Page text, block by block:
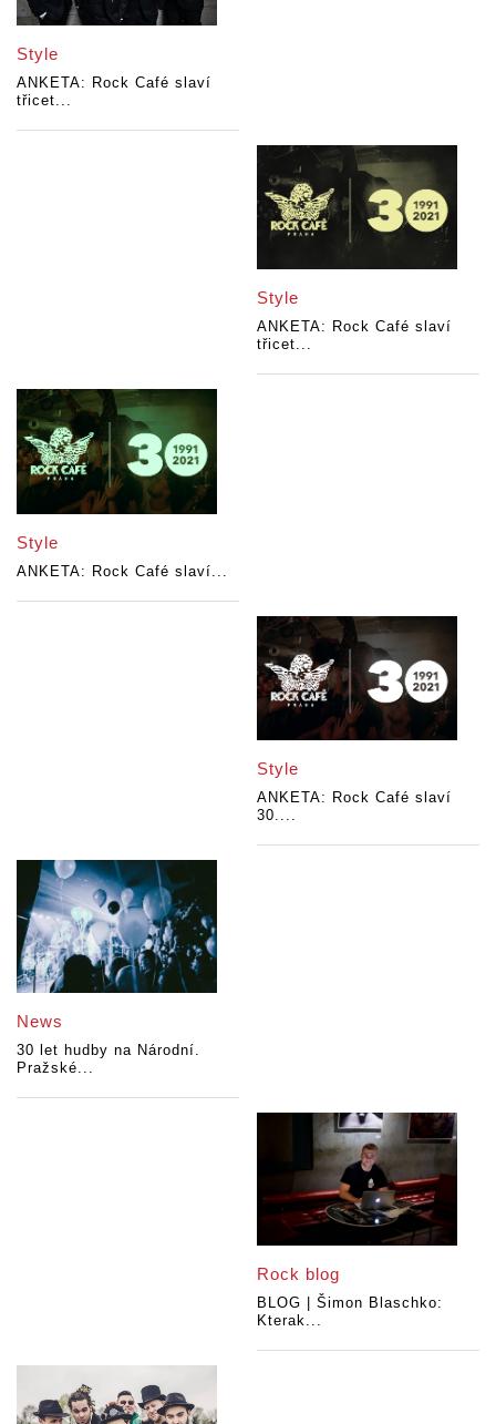
Style
ANKETA: Rock Café slaví
třicet...
Style
ANKETA: Rock Café slaví
třicet...
Style
ANKETA: Rock Café slaví...
Style
ANKETA: Rock Café slaví
30....
News
30 let hudby na Národní.
Pražské...
Rock blog
BLOG | Šimon Blaschko:
Kterak...